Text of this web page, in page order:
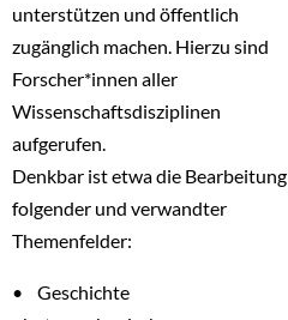
unterstützen und öffentlich
zugänglich machen. Hierzu sind
Forscher*innen aller
Wissenschaftsdisziplinen
aufgerufen.
Denkbar ist etwa die Bearbeitung
folgender und verwandter
Themenfelder:
• Geschichte